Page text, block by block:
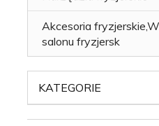
Akcesoria
salonu fryzjersk
KATEGORIE